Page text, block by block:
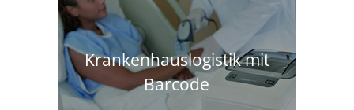
Krankenhaus­logistik mit
Barcode